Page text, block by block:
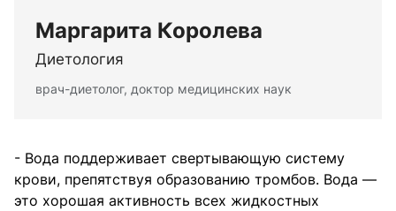
Маргарита Королева
Диетология
врач-диетолог, доктор медицинских наук
- Вода поддерживает свертывающую систему
крови, препятствуя образованию тромбов. Вода —
это хорошая активность всех жидкостных